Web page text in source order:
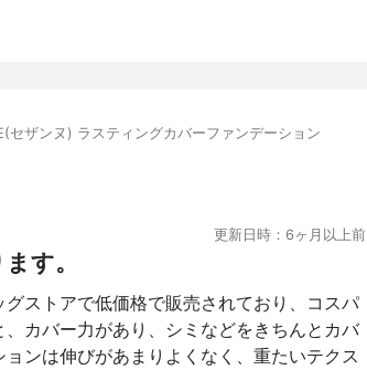
セザンヌ) ラスティングカバーファンデーション
更新日時：6ヶ月以上前
す。
ストアで低価格で販売されており、コスパ
カバー力があり、シミなどをきちんとカバ
ンは伸びがあまりよくなく、重たいテクス